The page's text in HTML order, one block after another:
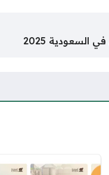
السعودية 2025